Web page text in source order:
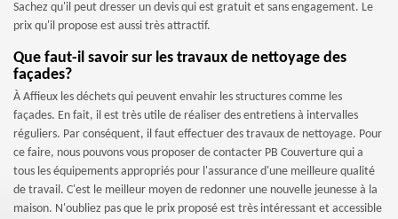
Sachez qu'il peut dresser un devis qui est gratuit et sans engagement. Le
prix qu'il propose est aussi très attractif.
Que faut-il savoir sur les travaux de nettoyage des
façades?
À Affieux les déchets qui peuvent envahir les structures comme les
façades. En fait, il est très utile de réaliser des entretiens à intervalles
réguliers. Par conséquent, il faut effectuer des travaux de nettoyage. Pour
ce faire, nous pouvons vous proposer de contacter PB Couverture qui a
tous les équipements appropriés pour l'assurance d'une meilleure qualité
de travail. C'est le meilleur moyen de redonner une nouvelle jeunesse à la
maison. N'oubliez pas que le prix proposé est très intéressant et accessible